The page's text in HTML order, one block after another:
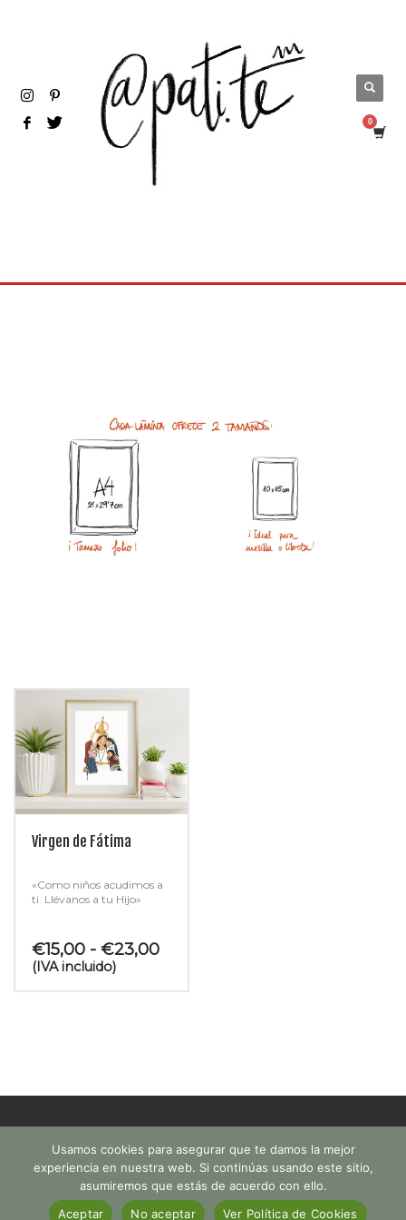
Virgen de Fátima
«Como niños acudimos a
ti. Llévanos a tu Hijo»
€15,00 - €23,00Rango
(IVA incluido)
© 2015. All rights reserved. BuyKallyas Theme
Usamos cookies para asegurar que te damos la mejor
experiencia en nuestra web. Si continúas usando este sitio,
asumiremos que estás de acuerdo con ello.
Aceptar
No aceptar Ver Política de Cookies